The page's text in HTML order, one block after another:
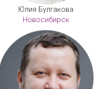
Юлия Булгакова
Новосибирск